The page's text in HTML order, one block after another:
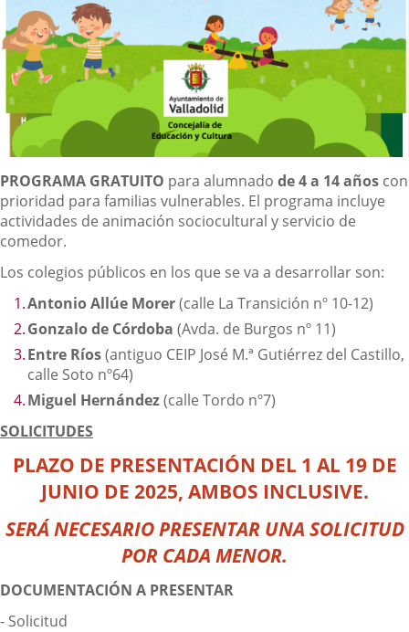
Descripción
PROGRAMA GRATUITO para alumnado de 4 a 14 años con
prioridad para familias vulnerables. El programa incluye
actividades de animación sociocultural y servicio de
comedor.
Los colegios públicos en los que se va a desarrollar son:
Antonio Allúe Morer(calle La Transición nº 10-12)
Gonzalo de Córdoba (Avda. de Burgos nº 11)
Entre Ríos(antiguo CEIP José M.ª Gutiérrez del Castillo,
calle Soto nº64)
Miguel Hernández(calle Tordo nº7)
SOLICITUDES
PLAZO DE PRESENTACIÓN DEL 1 AL 19 DE
JUNIO DE 2025, AMBOS INCLUSIVE.
SERÁ NECESARIO PRESENTAR UNA SOLICITUD
POR CADA MENOR.
DOCUMENTACIÓN A PRESENTAR
- Solicitud